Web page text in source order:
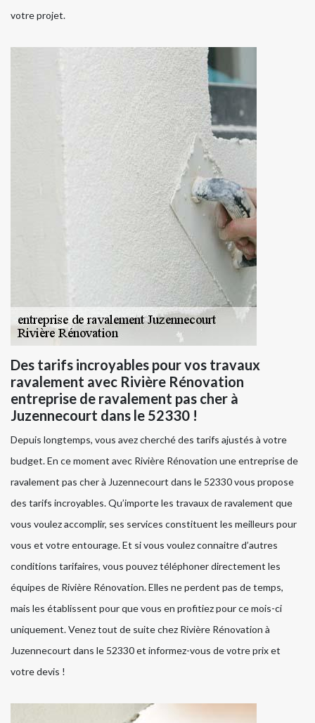
votre projet.
Des tarifs incroyables pour vos travaux
ravalement avec Rivière Rénovation
entreprise de ravalement pas cher à
Juzennecourt dans le 52330 !
Depuis longtemps, vous avez cherché des tarifs ajustés à votre
budget. En ce moment avec Rivière Rénovation une entreprise de
ravalement pas cher à Juzennecourt dans le 52330 vous propose
des tarifs incroyables. Qu’importe les travaux de ravalement que
vous voulez accomplir, ses services constituent les meilleurs pour
vous et votre entourage. Et si vous voulez connaitre d’autres
conditions tarifaires, vous pouvez téléphoner directement les
équipes de Rivière Rénovation. Elles ne perdent pas de temps,
mais les établissent pour que vous en profitiez pour ce mois-ci
uniquement. Venez tout de suite chez Rivière Rénovation à
Juzennecourt dans le 52330 et informez-vous de votre prix et
votre devis !